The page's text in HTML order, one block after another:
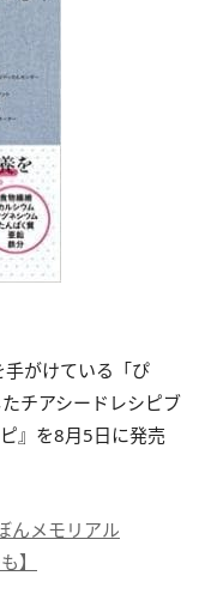
がけている「ぴ
チアシードレシピブ
』を8月5日に発売
んメモリアル
】